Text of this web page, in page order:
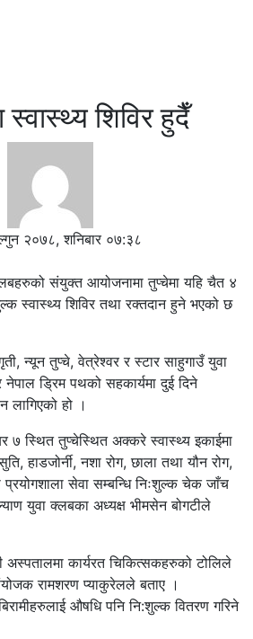
शिविर हुदैँ
२०७८, शनिबार ०७:३८
संयुक्त आयोजनामा तुप्चेमा यहि चैत ४
स्वास्थ्य शिविर तथा रक्तदान हुने भएको छ
न्यून तुप्चे, वेत्रेश्वर र स्टार साहुगाउँ युवा
ड्रिम पथको सहकार्यमा दुई दिने
लागिएको हो ।
७ स्थित तुप्चेस्थित अक्करे स्वास्थ्य इकाईमा
हाडजोर्नी, नशा रोग, छाला तथा यौन रोग,
प्रयोगशाला सेवा सम्बन्धि निःशुल्क चेक जाँच
युवा क्लबका अध्यक्ष भीमसेन बोगटीले
अस्पतालमा कार्यरत चिकित्सकहरुको टोलिले
रामशरण प्याकुरेलले बताए ।
औषधि पनि नि:शुल्क वितरण गरिने